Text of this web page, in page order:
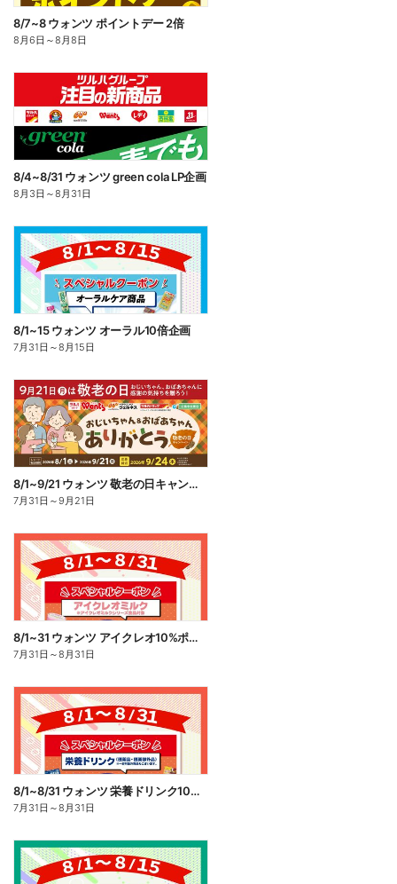
8/7~8 ウォンツ ポイントデー 2倍
8月6日 ～8月8日
8/4~8/31 ウォンツ green cola LP企画
8月3日 ～8月31日
8/1~15 ウォンツ オーラル10倍企画
7月31日 ～8月15日
8/1~9/21 ウォンツ 敬老の日キャンペーン
7月31日 ～9月21日
8/1~31 ウォンツ アイクレオ10%ポイント還元
7月31日 ～8月31日
8/1~8/31 ウォンツ 栄養ドリンク10%ポイント還元
7月31日 ～8月31日